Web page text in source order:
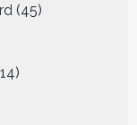
45
producten
14
producten